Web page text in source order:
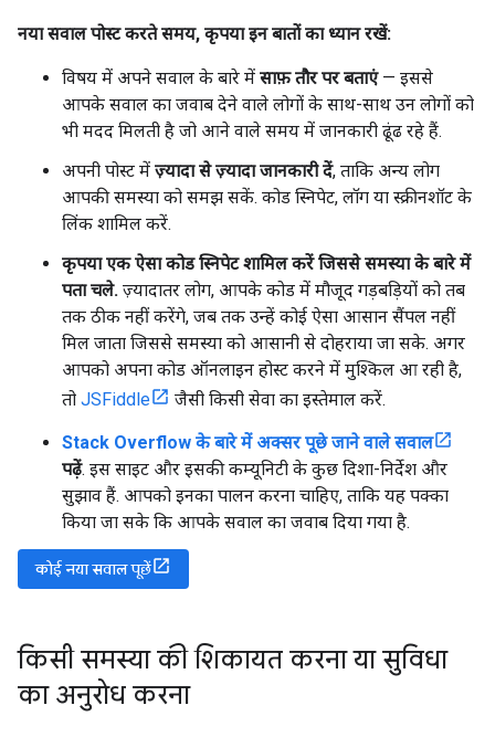
नया सवाल पोस्ट करते समय, कृपया इन बातों का ध्यान रखें:
विषय में अपने सवाल के बारे में साफ़ तौर पर बताएं— इससे
आपके सवाल का जवाब देने वाले लोगों के साथ-साथ उन लोगों को
भी मदद मिलती है जो आने वाले समय में जानकारी ढूंढ रहे हैं.
अपनी पोस्ट में ज़्यादा से ज़्यादा जानकारी दें, ताकि अन्य लोग
आपकी समस्या को समझ सकें. कोड स्निपेट, लॉग या स्क्रीनशॉट के
लिंक शामिल करें.
कृपया एक ऐसा कोड स्निपेट शामिल करें जिससे समस्या के बारे में
पता चले. ज़्यादातर लोग, आपके कोड में मौजूद गड़बड़ियों को तब
तक ठीक नहीं करेंगे, जब तक उन्हें कोई ऐसा आसान सैंपल नहीं
मिल जाता जिससे समस्या को आसानी से दोहराया जा सके. अगर
आपको अपना कोड ऑनलाइन होस्ट करने में मुश्किल आ रही है,
तो JSFiddle जैसी किसी सेवा का इस्तेमाल करें.
Stack Overflow के बारे में अक्सर पूछे जाने वाले सवाल
पढ़ें. इस साइट और इसकी कम्यूनिटी के कुछ दिशा-निर्देश और
सुझाव हैं. आपको इनका पालन करना चाहिए, ताकि यह पक्का
किया जा सके कि आपके सवाल का जवाब दिया गया है.
कोई नया सवाल पूछें
किसी समस्या की शिकायत करना या सुविधा
का अनुरोध करना